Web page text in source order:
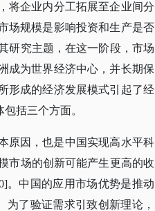
将企业内分工拓展至企业间分
场规模是影响投资和生产是否
研究主题，在这一阶段，市场
成为世界经济中心，并长期保
形成的经济发展模式引起了经
括三个方面。
原因，也是中国实现高水平科
市场的创新可能产生更高的收
。中国的应用市场优势是推动
了验证需求引致创新理论，